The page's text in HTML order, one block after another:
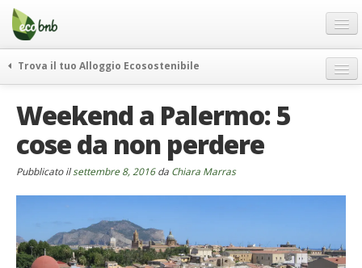
Menu
Salta
contenuto
Offerte Speciali
Regali
FAQ
Chi Siamo
Partner
Italiano
Trova il tuo Alloggio Ecosostenibile
itinerari
curiosità
vivere e viaggiare verde
rassegna stampa
Weekend a Palermo: 5
cose da non perdere
Pubblicato ilsettembre 8, 2016da Chiara Marras